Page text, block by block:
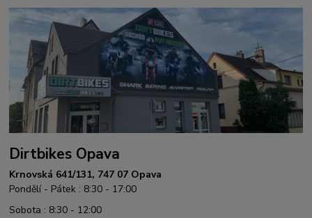
Dirtbikes Opava
Krnovská 641/131, 747 07 Opava
Pondělí - Pátek : 8:30 - 17:00
Sobota : 8:30 - 12:00